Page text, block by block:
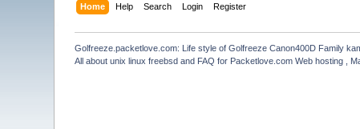
Home Help Search Login Register
Golfreeze.packetlove.com: Life style of Golfreeze Canon400D Family
All about unix linux freebsd and FAQ for Packetlove.com Web hosting ,